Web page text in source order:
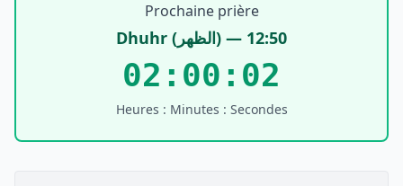
Prochaine prière
Dhuhr ( الظهر) — 12:50
02:00:01
Heures : Minutes : Secondes